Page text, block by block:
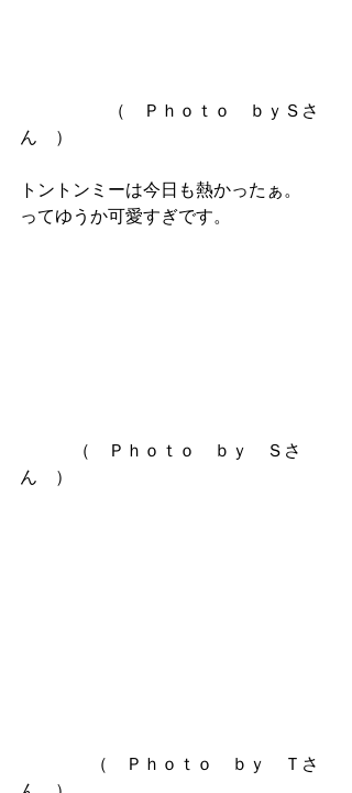
（　Ｐｈｏｔｏ　ｂｙＳさ
ん　）
トントンミーは今日も熱かったぁ。
ってゆうか可愛すぎです。
（　Ｐｈｏｔｏ　ｂｙ　Ｓさ
ん　）
（　Ｐｈｏｔｏ　ｂｙ　Ｔさ